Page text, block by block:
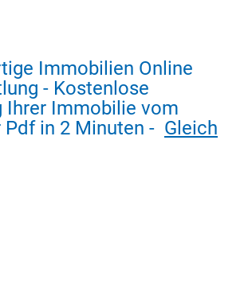
Immobilien Online
- Kostenlose
Ihrer Immobilie vom
Pdf in 2 Minuten - Gleich